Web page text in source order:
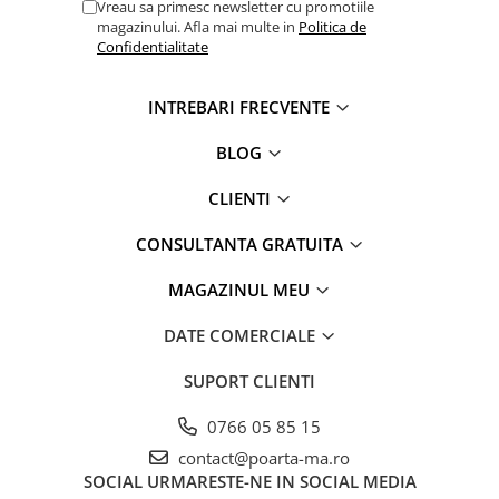
Vreau sa primesc newsletter cu promotiile
magazinului. Afla mai multe in Politica de
Confidentialitate
INTREBARI FRECVENTE
BLOG
CLIENTI
CONSULTANTA GRATUITA
MAGAZINUL MEU
DATE COMERCIALE
SUPORT CLIENTI
0766 05 85 15
contact@poarta-ma.ro
SOCIAL URMARESTE-NE IN SOCIAL MEDIA